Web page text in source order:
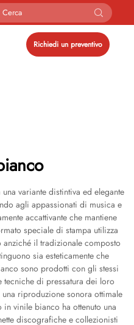
Richiedi un preventivo
variante distintiva ed elegante
agli appassionati di musica e
accattivante che mantiene
speciale di stampa utilizza
il tradizionale composto
sia esteticamente che
sono prodotti con gli stessi
tecniche di pressatura dei loro
riproduzione sonora ottimale
vinile bianco ha ottenuto una
discografiche e collezionisti